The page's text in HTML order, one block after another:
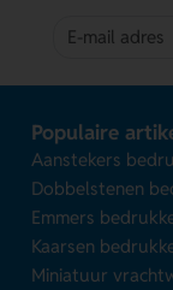
Populaire
Aanstekers
Dobbelstenen
Emmers
Kaarsen
Miniatuur